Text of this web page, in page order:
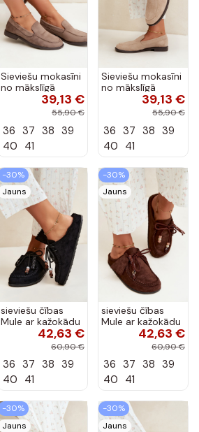
Sieviešu mokasīni
no mākslīgā
zamša, māla
krāsā Laisie
39,13 €
55,90 €
36 37 38 39
40 41
Sieviešu mokasīni
no mākslīgā
zamša, smilšu
krāsā Laisie
39,13 €
55,90 €
36 37 38 39
40 41
-30%
Jauns
sieviešu čības
Mule ar kažokādu
melnā krāsā Melia
42,63 €
60,90 €
36 37 38 39
40 41
-30%
Jauns
sieviešu čības
Mule ar kažokādu
šokolādes krāsā
42,63 €
60,90 €
36 37 38 39
40 41
-30%
Jauns
-30%
Jauns